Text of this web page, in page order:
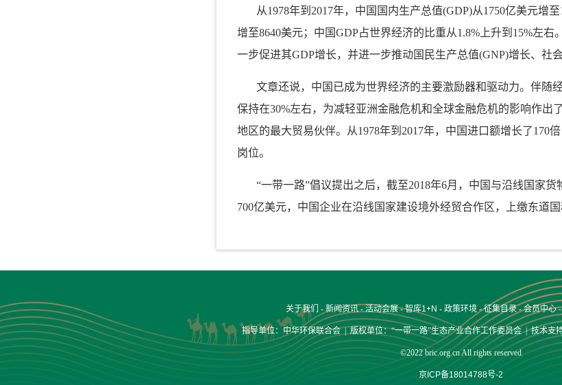
从1978年到2017年，中国国内生产总值(GDP)从1750亿美元增
增至8640美元；中国GDP占世界经济的比重从1.8%上升到15%左
一步促进其GDP增长，并进一步推动国民生产总值(GNP)增长、社
文章还说，中国已成为世界经济的主要激励器和驱动力。伴随
保持在30%左右，为减轻亚洲金融危机和全球金融危机的影响作出
地区的最大贸易伙伴。从1978年到2017年，中国进口额增长了170
岗位。
“一带一路”倡议提出之后，截至2018年6月，中国与沿线国家
700亿美元，中国企业在沿线国家建设境外经贸合作区，上缴东道国
关于我们 - 新闻资讯-活动会展-智库1+N - 政策环境-征集目录-会员中心
指导单位：中华环保联合会 | 版权单位：“一带一路”生态产业合作工作委员会 | 技术支
©2022 bric.org.cn All rights reserved
京ICP备18014788号-2